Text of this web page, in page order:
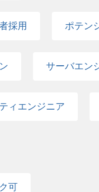
採用 ポテン
サーバエン
ィエンジニア
可